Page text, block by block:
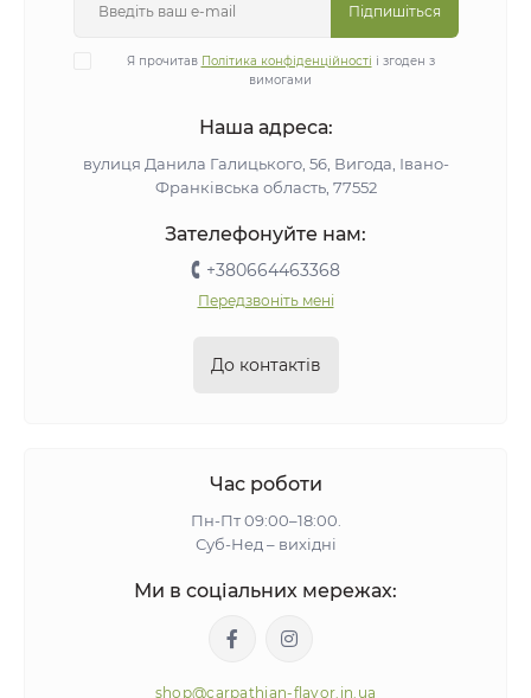
Підпишіться
Я прочитав Політика конфіденційності і згоден з
вимогами
Наша адреса:
вулиця Данила Галицького, 56, Вигода, Івано-
Франківська область, 77552
Зателефонуйте нам:
+380664463368
Передзвоніть мені
До контактів
Час роботи
Пн-Пт 09:00–18:00.
Суб-Нед – вихідні
Ми в соціальних мережах:
shop@carpathian-flavor.in.ua